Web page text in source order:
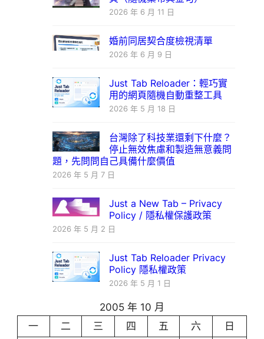
2026 年 6 月 11 日
婚前同居契合度檢視清單
2026 年 6 月 9 日
Just Tab Reloader：輕巧實
用的網頁隨機自動重整工具
2026 年 5 月 18 日
台灣除了科技業還剩下什麼？
停止無效焦慮和製造無意義問
題，先問問自己具備什麼價值
2026 年 5 月 7 日
Just a New Tab – Privacy
Policy / 隱私權保護政策
2026 年 5 月 2 日
Just Tab Reloader Privacy
Policy 隱私權政策
2026 年 5 月 1 日
2005 年 10 月
一
二 三 四 五 六
日